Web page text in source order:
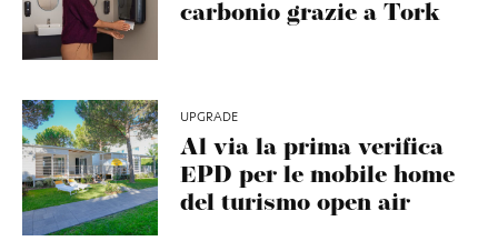
carbonio grazie a Tork
UPGRADE
Al via la prima verifica
EPD per le mobile home
del turismo open air